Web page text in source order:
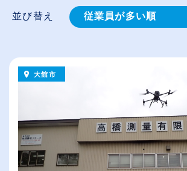
並び替え 従業員が多い順
休日数が多い順
大館市